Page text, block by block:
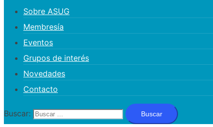
Sobre ASUG
Membresía
Eventos
Grupos de interés
Novedades
Contacto
Buscar: